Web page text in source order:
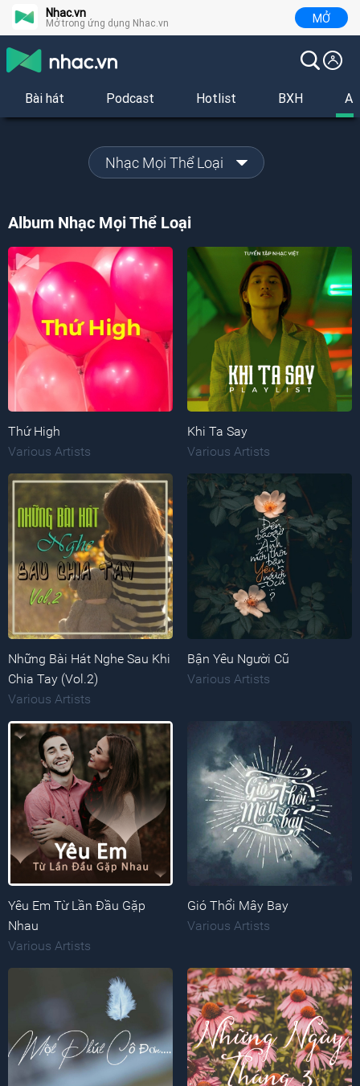
Nhac.vn
Mở trong ứng dụng Nhac.vn MỞ
Bài hát Podcast Hotlist BXH
Nhạc Mọi Thể Loại
Album Nhạc Mọi Thể Loại
Thứ High
Various Artists
Khi Ta Say
Various Artists
Những Bài Hát Nghe Sau Khi
Chia Tay (Vol.2)
Various Artists
Bận Yêu Người Cũ
Various Artists
Yêu Em Từ Lần Đầu Gặp
Nhau
Various Artists
Gió Thổi Mây Bay
Various Artists